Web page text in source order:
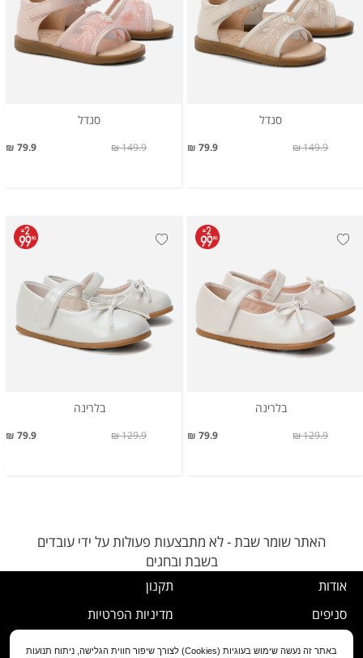
סנדל
79.9 ₪ 149.9 ₪
סנדל
79.9 ₪ 149.9 ₪
בלרינה
79.9 ₪ 129.9 ₪
בלרינה
79.9 ₪ 129.9 ₪
האתר שומר שבת - לא מתבצעות פעולות על ידי עובדים
בשבת ובחגים
אודות
סניפים
תקנון
מדיניות הפרטיות
נוהל ביטול עסקה
באתר זה נעשה שימוש בעוגיות (Cookies) לצורך שיפור חווית הגלישה, ניתוח תנועות